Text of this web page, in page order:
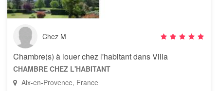
Chez M
Chambre(s) à louer chez l'habitant dans Villa
CHAMBRE CHEZ L'HABITANT
Aix-en-Provence, France